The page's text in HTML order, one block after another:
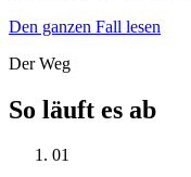
Den ganzen Fall lesen
Der Weg
So läuft es ab
01